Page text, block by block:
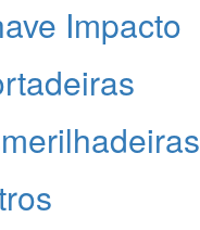
Impacto